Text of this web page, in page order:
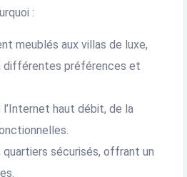
:
meublés aux villas de luxe,
différentes préférences et
haut débit, de la
sécurisés, offrant un